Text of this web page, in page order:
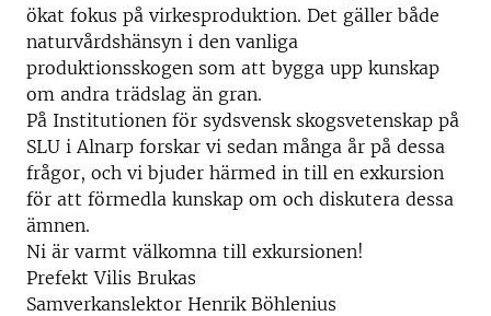
ökat fokus på virkesproduktion. Det gäller både
naturvårdshänsyn i den vanliga
produktionsskogen som att bygga upp kunskap
om andra trädslag än gran.
På Institutionen för sydsvensk skogsvetenskap på
SLU i Alnarp forskar vi sedan många år på dessa
frågor, och vi bjuder härmed in till en exkursion
för att förmedla kunskap om och diskutera dessa
ämnen.
Ni är varmt välkomna till exkursionen!
Prefekt Vilis Brukas
Samverkanslektor Henrik Böhlenius